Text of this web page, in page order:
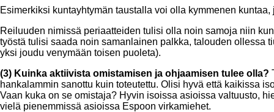
Esimerkiksi kuntayhtymän taustalla voi olla kymmenen
Reiluuden nimissä periaatteiden tulisi olla noin samoja niin
työstä tulisi saada noin samanlainen palkka, talouden ollessa
yksi joudu venymään toisen puoleta).
(3) Kuinka aktiivista omistamisen ja ohjaamisen tulee olla?
hankalammin sanottu kuin toteutettu. Olisi hyvä että kaikissa
Vaan kuka on se omistaja? Hyvin isoissa asioissa valtuusto,
vielä pienemmissä asioissa Espoon virkamiehet.